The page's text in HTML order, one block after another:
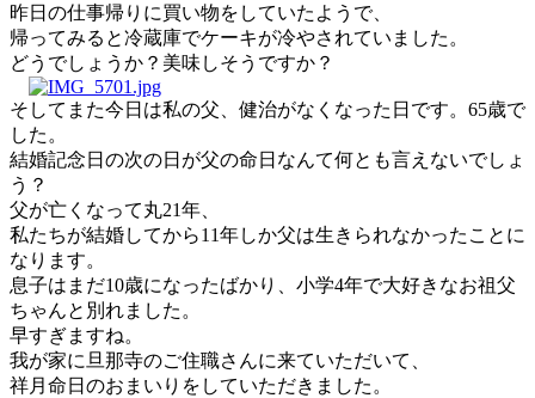
昨日の仕事帰りに買い物をしていたようで、
帰ってみると冷蔵庫でケーキが冷やされていました。
どうでしょうか？美味しそうですか？
そしてまた今日は私の父、健治がなくなった日です。65歳で
した。
結婚記念日の次の日が父の命日なんて何とも言えないでしょ
う？
父が亡くなって丸21年、
私たちが結婚してから11年しか父は生きられなかったことに
なります。
息子はまだ10歳になったばかり、小学4年で大好きなお祖父
ちゃんと別れました。
早すぎますね。
我が家に旦那寺のご住職さんに来ていただいて、
祥月命日のおまいりをしていただきました。